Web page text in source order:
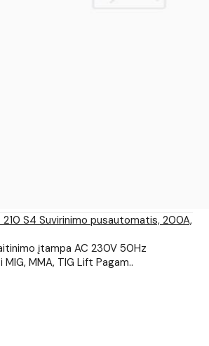
210 S4 Suvirinimo pusautomatis, 200A,
įtampa AC 230V 50Hz
MMA, TIG Lift Pagam..